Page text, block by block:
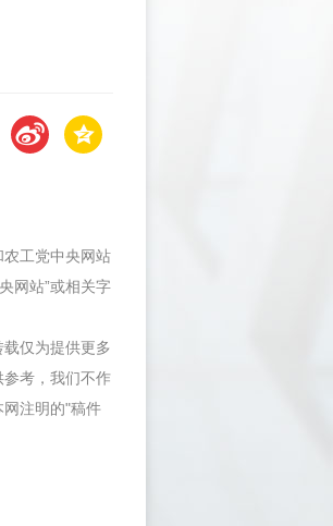
工党中央网站
网站”或相关字
仅为提供更多
考，我们不作
注明的"稿件